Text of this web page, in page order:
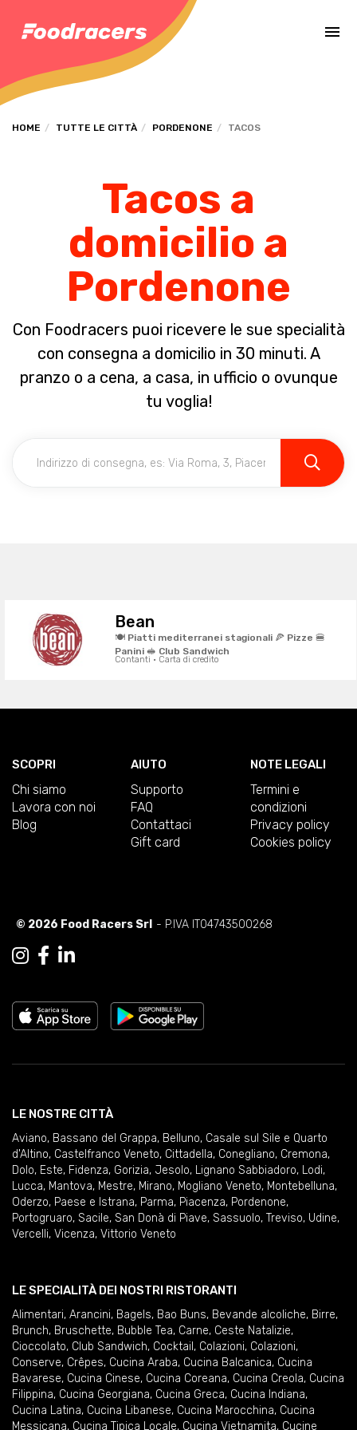
HOME TUTTE LE CITTÀ PORDENONE TACOS
Tacos a
domicilio a
Pordenone
Con Foodracers puoi ricevere le sue specialità
con consegna a domicilio in 30 minuti. A
pranzo o a cena, a casa, in ufficio o ovunque
tu voglia!
Bean
🍽️ Piatti mediterranei stagionali 🍕 Pizze 🍔
Panini 🥪 Club Sandwich
Contanti · Carta di credito
SCOPRI
Chi siamo
Lavora con noi
Blog
AIUTO
Supporto
FAQ
Contattaci
Gift card
NOTE LEGALI
Termini e
condizioni
Privacy policy
Cookies policy
© 2026 Food Racers Srl - P.IVA IT04743500268
LE NOSTRE CITTÀ
Aviano, Bassano del Grappa, Belluno, Casale sul Sile e Quarto
d'Altino, Castelfranco Veneto, Cittadella, Conegliano, Cremona,
Dolo, Este, Fidenza, Gorizia, Jesolo, Lignano Sabbiadoro, Lodi,
Lucca, Mantova, Mestre, Mirano, Mogliano Veneto, Montebelluna,
Oderzo, Paese e Istrana, Parma, Piacenza, Pordenone,
Portogruaro, Sacile, San Donà di Piave, Sassuolo, Treviso, Udine,
Vercelli, Vicenza, Vittorio Veneto
LE SPECIALITÀ DEI NOSTRI RISTORANTI
Alimentari, Arancini, Bagels, Bao Buns, Bevande alcoliche, Birre,
Brunch, Bruschette, Bubble Tea, Carne, Ceste Natalizie,
Cioccolato, Club Sandwich, Cocktail , Colazioni, Colazioni,
Conserve, Crêpes, Cucina Araba, Cucina Balcanica, Cucina
Bavarese, Cucina Cinese, Cucina Coreana, Cucina Creola, Cucina
Filippina, Cucina Georgiana, Cucina Greca, Cucina Indiana,
Cucina Latina, Cucina Libanese, Cucina Marocchina, Cucina
Messicana, Cucina Tipica Locale, Cucina Vietnamita, Cucine